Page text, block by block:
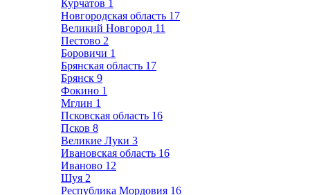
Курчатов 1
Новгородская область 17
Великий Новгород 11
Пестово 2
Боровичи 1
Брянская область 17
Брянск 9
Фокино 1
Мглин 1
Псковская область 16
Псков 8
Великие Луки 3
Ивановская область 16
Иваново 12
Шуя 2
Республика Мордовия 16